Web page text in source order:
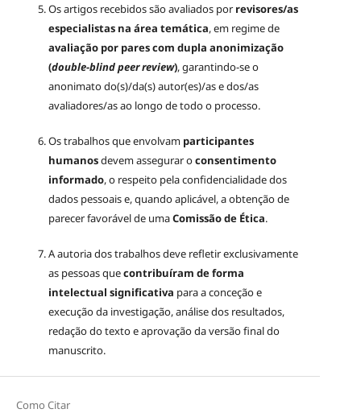
Os artigos recebidos são avaliados porrevisores/as
especialistas na área temática, em regime de
avaliação por pares com dupla anonimização
(double-blind peer review), garantindo-se o
anonimato do(s)/da(s) autor(es)/as e dos/as
avaliadores/as ao longo de todo o processo.
Os trabalhos que envolvam participantes
humanosdevem assegurar oconsentimento
informado, o respeito pela confidencialidade dos
dados pessoais e, quando aplicável, a obtenção de
parecer favorável de umaComissão de Ética.
A autoria dos trabalhos deve refletir exclusivamente
as pessoas quecontribuíram de forma
intelectual significativa para a conceção e
execução da investigação, análise dos resultados,
redação do texto e aprovação da versão final do
manuscrito.
Como Citar